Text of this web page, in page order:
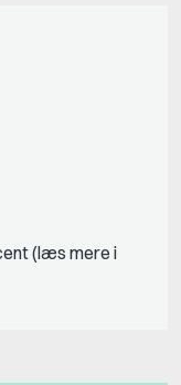
(læs mere i